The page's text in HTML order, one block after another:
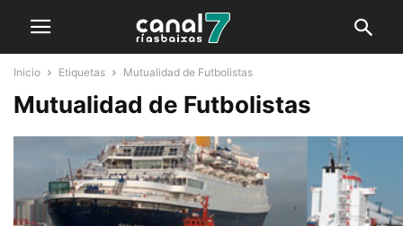
Inicio Etiquetas Mutualidad de Futbolistas
Mutualidad de Futbolistas